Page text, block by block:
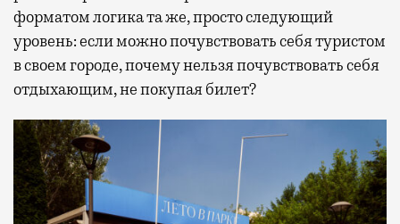
форматом логика та же, просто следующий
уровень: если можно почувствовать себя туристом
в своем городе, почему нельзя почувствовать себя
отдыхающим, не покупая билет?